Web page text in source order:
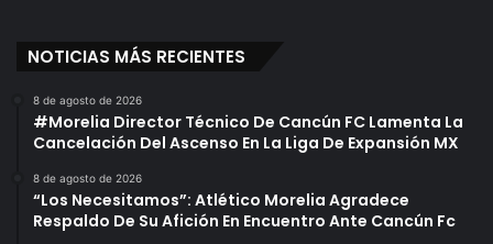
NOTICIAS MÁS RECIENTES
8 de agosto de 2026
#Morelia Director Técnico De Cancún FC Lamenta La
Cancelación Del Ascenso En La Liga De Expansión MX
8 de agosto de 2026
“Los Necesitamos”: Atlético Morelia Agradece
Respaldo De Su Afición En Encuentro Ante Cancún Fc